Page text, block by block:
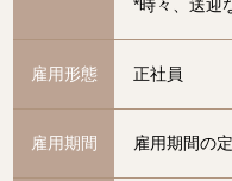
*時々、送迎
雇用形態 正社員
雇用期間 雇用期間の